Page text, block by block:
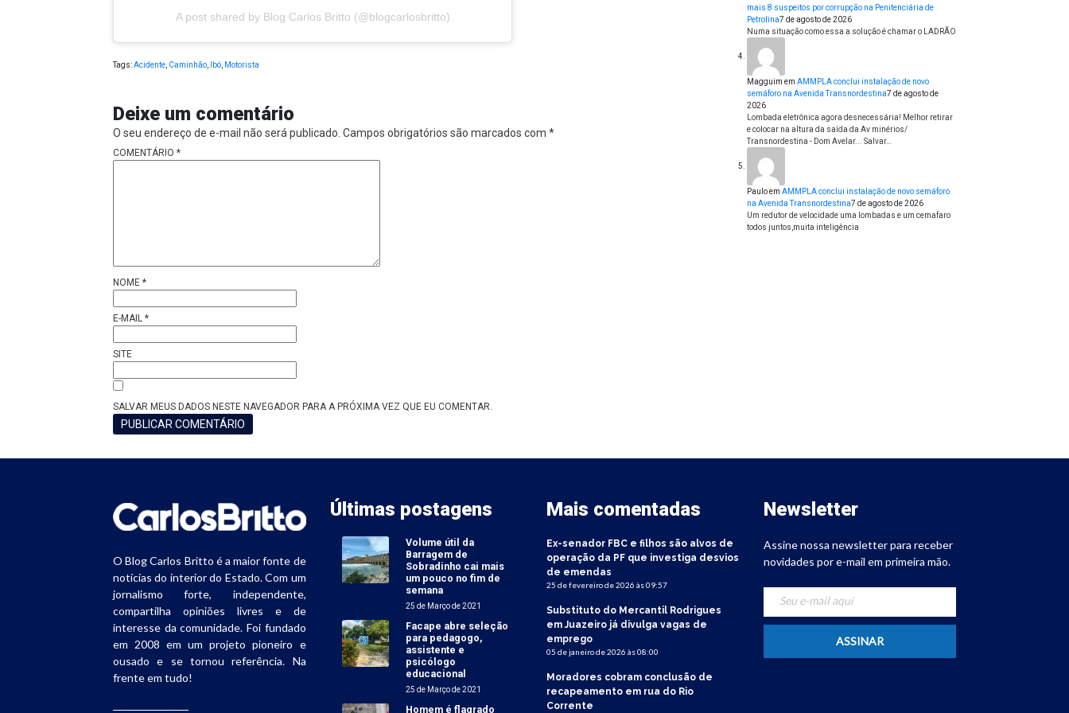
A post shared by Blog Carlos Britto (@blogcarlosbritto)
Tags:Acidente Caminhão Ibó Motorista
Deixe um comentário
O seu endereço de e-mail não será publicado. Campos obrigatórios são marcados com *
COMENTÁRIO *
NOME *
E-MAIL *
SITE
SALVAR MEUS DADOS NESTE NAVEGADOR PARA A PRÓXIMA VEZ QUE EU COMENTAR.
mais 8 suspeitos por corrupção na Penitenciária de
Petrolina7 de agosto de 2026
Numa situação como essa a solução é chamar o LADRÃO
Magguim em AMMPLA conclui instalação de novo
semáforo na Avenida Transnordestina7 de agosto de
2026
Lombada eletrônica agora desnecessária! Melhor retirar
e colocar na altura da saída da Av minérios/
Transnordestina - Dom Avelar... Salvar…
Pauloem AMMPLA conclui instalação de novo semáforo
na Avenida Transnordestina7 de agosto de 2026
Um redutor de velocidade uma lombadas e um cemafaro
todos juntos,muita inteligência
O Blog Carlos Britto é a maior fonte de
notícias do interior do Estado. Com um
jornalismo forte, independente,
compartilha opiniões livres e de
interesse da comunidade. Foi fundado
em 2008 em um projeto pioneiro e
ousado e se tornou referência. Na
frente em tudo!
Últimas postagens
Volume útil da
Barragem de
Sobradinho cai mais
um pouco no fim de
semana
25 de Março de 2021
Facape abre seleção
para pedagogo,
assistente e
psicólogo
educacional
25 de Março de 2021
Homem é flagrado
Mais comentadas
Ex-senador FBC e filhos são alvos de
operação da PF que investiga desvios
de emendas
25 de fevereiro de 2026 às 09:57
Substituto do Mercantil Rodrigues
em Juazeiro já divulga vagas de
emprego
05 de janeiro de 2026 às 08:00
Moradores cobram conclusão de
recapeamento em rua do Rio
Corrente
Newsletter
Assine nossa newsletter para receber
novidades por e-mail em primeira mão.